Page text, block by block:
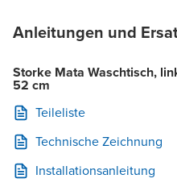
Anleitungen und
Storke Mata Waschtisch,
52 cm
Teileliste
Technische Zeichnung
Installationsanleitung